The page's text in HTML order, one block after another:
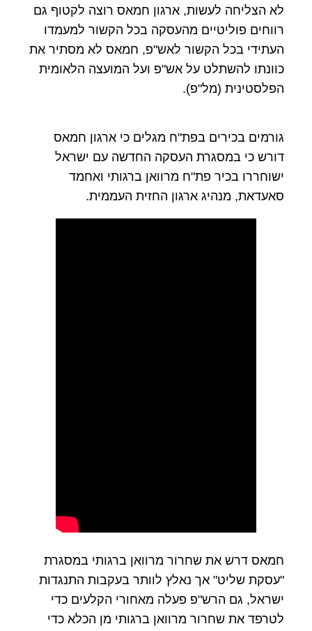
לא הצליחה לעשות, ארגון חמאס רוצה לקטוף גם
רווחים פוליטיים מהעסקה בכל הקשור למעמדו
העתידי בכל הקשור לאש"פ, חמאס לא מסתיר את
כוונתו להשתלט על אש"פ ועל המועצה הלאומית
הפלסטינית (מל"פ).
גורמים בכירים בפת"ח מגלים כי ארגון חמאס
דורש כי במסגרת העסקה החדשה עם ישראל
ישוחררו בכיר פת"ח מרוואן ברגותי ואחמד
סאעדאת, מנהיג ארגון החזית העממית.
חמאס דרש את שחרור מרוואן ברגותי במסגרת
"עסקת שליט" אך נאלץ לוותר בעקבות התנגדות
ישראל, גם הרש"פ פעלה מאחורי הקלעים כדי
לטרפד את שחרור מרוואן ברגותי מן הכלא כדי